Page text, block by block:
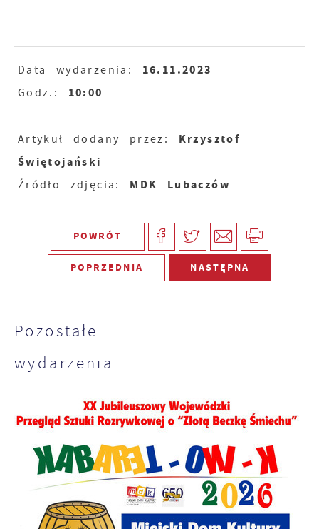
Data wydarzenia: 16.11.2023
Godz.: 10:00
Artykuł dodany przez: Krzysztof
Świętojański
Źródło zdjęcia: MDK Lubaczów
POWRÓT
POPRZEDNIA NASTĘPNA
Pozostałe
wydarzenia